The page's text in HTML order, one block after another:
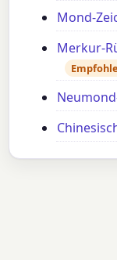
Mond-
Merkur-